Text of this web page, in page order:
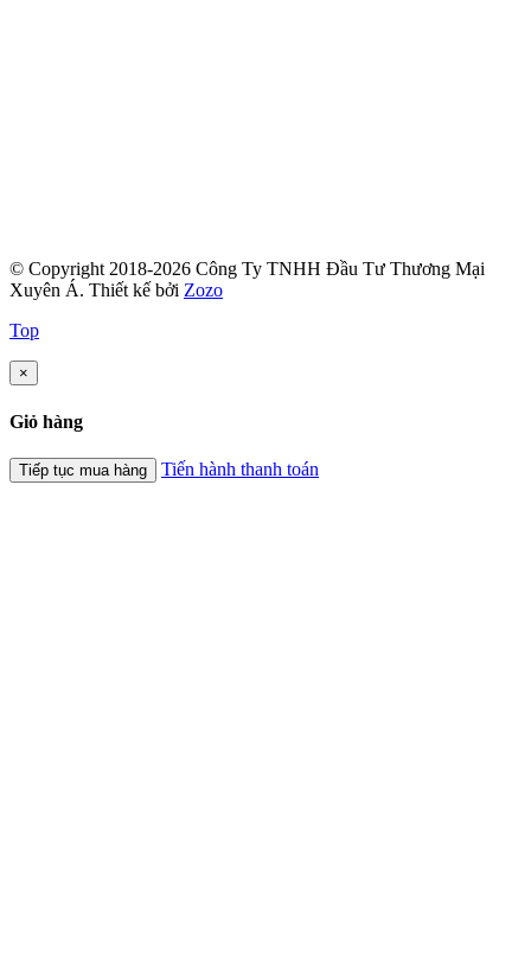
© Copyright 2018-2026 Công Ty TNHH Đầu Tư Thương Mại
Xuyên Á. Thiết kế bởi Zozo
Top
×
Giỏ hàng
Tiếp tục mua hàng Tiến hành thanh toán